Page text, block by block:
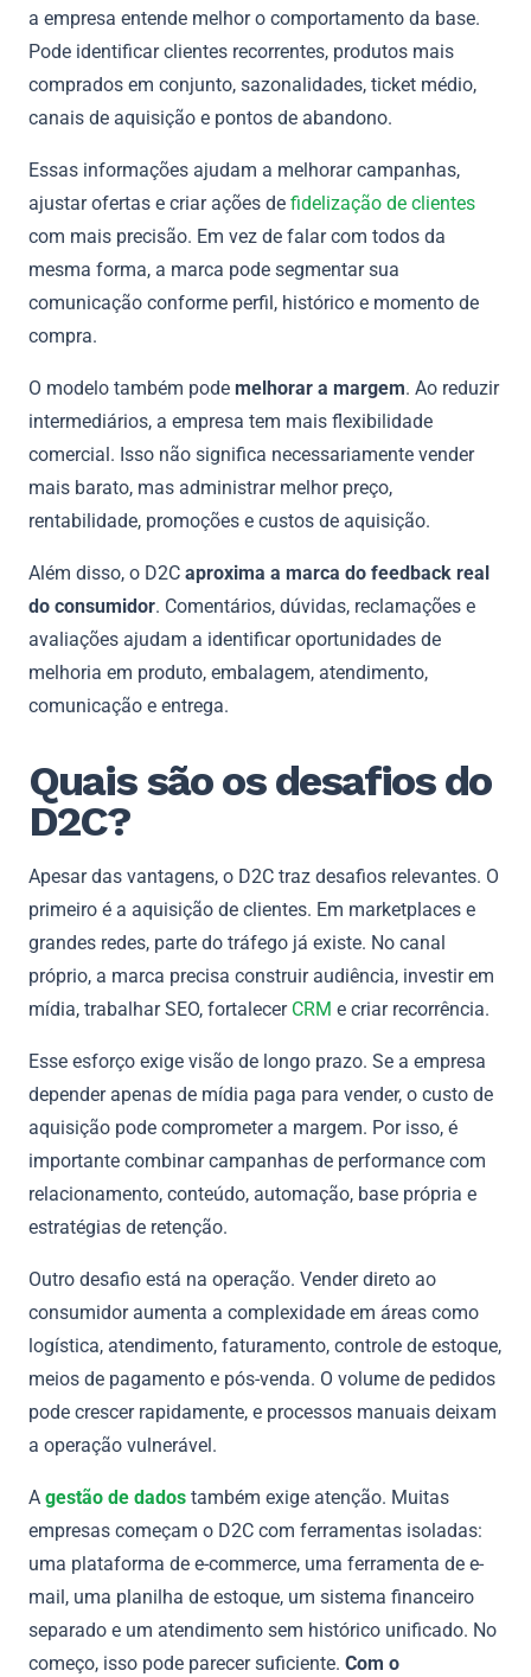
a empresa entende melhor o comportamento da base.
Pode identificar clientes recorrentes, produtos mais
comprados em conjunto, sazonalidades, ticket médio,
canais de aquisição e pontos de abandono.
Essas informações ajudam a melhorar campanhas,
ajustar ofertas e criar ações de fidelização de clientes
com mais precisão. Em vez de falar com todos da
mesma forma, a marca pode segmentar sua
comunicação conforme perfil, histórico e momento de
compra.
O modelo também pode melhorar a margem. Ao reduzir
intermediários, a empresa tem mais flexibilidade
comercial. Isso não significa necessariamente vender
mais barato, mas administrar melhor preço,
rentabilidade, promoções e custos de aquisição.
Além disso, o D2C aproxima a marca do feedback real
do consumidor. Comentários, dúvidas, reclamações e
avaliações ajudam a identificar oportunidades de
melhoria em produto, embalagem, atendimento,
comunicação e entrega.
Quais são os desafios do
D2C?
Apesar das vantagens, o D2C traz desafios relevantes. O
primeiro é a aquisição de clientes. Em marketplaces e
grandes redes, parte do tráfego já existe. No canal
próprio, a marca precisa construir audiência, investir em
mídia, trabalhar SEO, fortalecer CRM e criar recorrência.
Esse esforço exige visão de longo prazo. Se a empresa
depender apenas de mídia paga para vender, o custo de
aquisição pode comprometer a margem. Por isso, é
importante combinar campanhas de performance com
relacionamento, conteúdo, automação, base própria e
estratégias de retenção.
Outro desafio está na operação. Vender direto ao
consumidor aumenta a complexidade em áreas como
logística, atendimento, faturamento, controle de estoque,
meios de pagamento e pós-venda. O volume de pedidos
pode crescer rapidamente, e processos manuais deixam
a operação vulnerável.
A gestão de dados também exige atenção. Muitas
empresas começam o D2C com ferramentas isoladas:
uma plataforma de e-commerce, uma ferramenta de e-
mail, uma planilha de estoque, um sistema financeiro
separado e um atendimento sem histórico unificado. No
começo, isso pode parecer suficiente. Com o